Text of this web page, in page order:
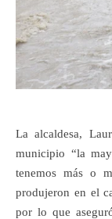
La alcaldesa,
municipio “la
tenemos más o
produjeron en el
por lo que